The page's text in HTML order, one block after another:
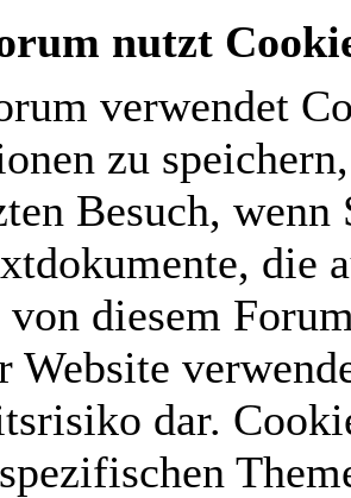
nutzt
verwendet
zu
Besuch,
die
diesem
Website
dar.